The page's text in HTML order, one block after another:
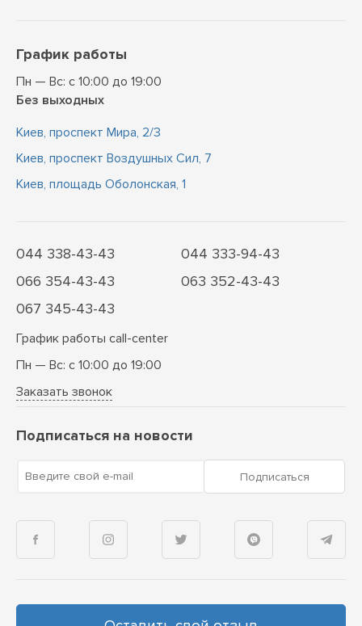
График работы
Пн — Вс: с 10:00 до 19:00
Без выходных
Киев, проспект Мира, 2/3
Киев, проспект Воздушных Сил, 7
Киев, площадь Оболонская, 1
044 338-43-43
044 333-94-43
066 354-43-43
063 352-43-43
067 345-43-43
График работы call-center
Пн — Вс: с 10:00 до 19:00
Заказать звонок
Подписаться на новости
Введите свой e-mail Подписаться